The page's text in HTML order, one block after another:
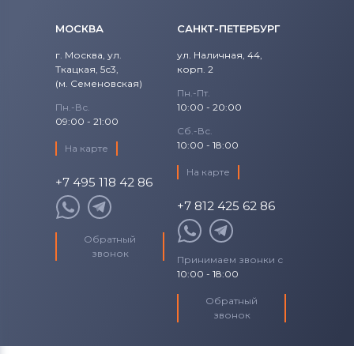
Вентиляторы (кулеры)iRu
Вентиляторы (кулеры)Roverbook
Вентиляторы (кулеры)Toshiba
Вентиляторы (кулеры)Acer
Вентиляторы (кулеры)
Универсальный
Вентиляторы (кулеры)Asus
Вентиляторы (кулеры)Alienware
Вентиляторы (кулеры) Casper
МОСКВА
г. Москва, ул.
Ткацкая, 5с3,
(м. Семеновская)
Пн.-Вс.
09:00 - 21:00
На карте
+7 495 118 42 86
Обратный
звонок
САНКТ-ПЕТЕРБУРГ
ул. Наличная, 44,
корп. 2
Пн.-Пт.
10:00 - 20:00
Сб.-Вс.
10:00 - 18:00
На карте
+7 812 425 62 86
Принимаем звонки с
10:00 - 18:00
Обратный
звонок